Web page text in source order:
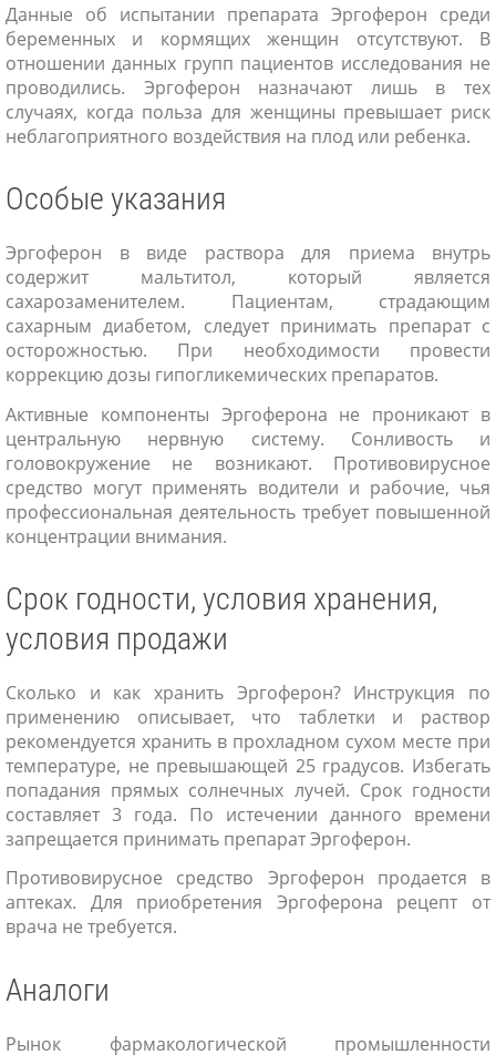
Данные об испытании препарата Эргоферон среди
беременных и кормящих женщин отсутствуют. В
отношении данных групп пациентов исследования не
проводились. Эргоферон назначают лишь в тех
случаях, когда польза для женщины превышает риск
неблагоприятного воздействия на плод или ребенка.
Особые указания
Эргоферон в виде раствора для приема внутрь
содержит мальтитол, который является
сахарозаменителем. Пациентам, страдающим
сахарным диабетом, следует принимать препарат с
осторожностью. При необходимости провести
коррекцию дозы гипогликемических препаратов.
Активные компоненты Эргоферона не проникают в
центральную нервную систему. Сонливость и
головокружение не возникают. Противовирусное
средство могут применять водители и рабочие, чья
профессиональная деятельность требует повышенной
концентрации внимания.
Срок годности, условия хранения,
условия продажи
Сколько и как хранить Эргоферон? Инструкция по
применению описывает, что таблетки и раствор
рекомендуется хранить в прохладном сухом месте при
температуре, не превышающей 25 градусов. Избегать
попадания прямых солнечных лучей. Срок годности
составляет 3 года. По истечении данного времени
запрещается принимать препарат Эргоферон.
Противовирусное средство Эргоферон продается в
аптеках. Для приобретения Эргоферона рецепт от
врача не требуется.
Аналоги
Рынок фармакологической промышленности